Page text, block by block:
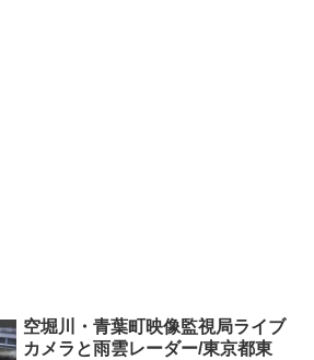
空堀川・青葉町映像監視局ライブ
カメラと雨雲レーダー/東京都東